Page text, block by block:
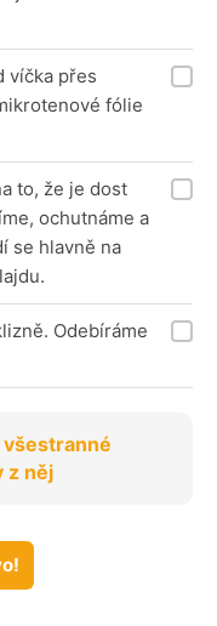
víčka přes
fólie
to, že je dost
ochutnáme a
se hlavně na
Odebíráme
všestranné
z něj